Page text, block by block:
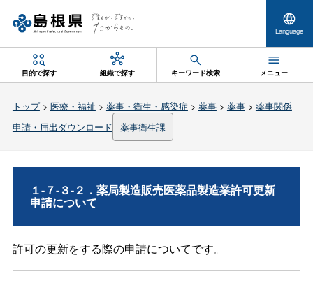
Language
目的で探す 組織で探す キーワード検索 メニュー
トップ> 医療・福祉 > 薬事・衛生・感染症 > 薬事> 薬事> 薬事関係
申請・届出ダウンロード
薬事衛生課
１-７-３-２．薬局製造販売医薬品製造業許可更新
申請について
許可の更新をする際の申請についてです。